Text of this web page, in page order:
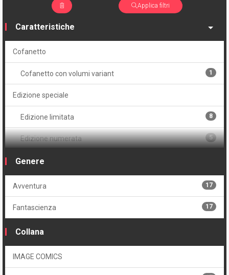
Applica filtri
Caratteristiche
Cofanetto
Cofanetto con volumi variant 1
Edizione speciale
Edizione limitata 8
Edizione numerata 5
Serie
Volume
Cartonato 8
Cartonato variant numerato 6
Genere
Avventura 17
Fantascienza 17
Collana
IMAGE COMICS